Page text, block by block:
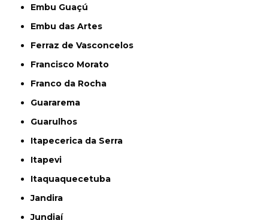
Embu Guaçú
Embu das Artes
Ferraz de Vasconcelos
Francisco Morato
Franco da Rocha
Guararema
Guarulhos
Itapecerica da Serra
Itapevi
Itaquaquecetuba
Jandira
Jundiaí